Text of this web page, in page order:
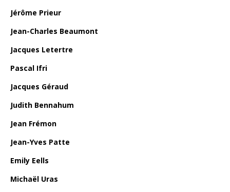
Jérôme Prieur
Jean-Charles Beaumont
Jacques Letertre
Pascal Ifri
Jacques Géraud
Judith Bennahum
Jean Frémon
Jean-Yves Patte
Emily Eells
Michaël Uras